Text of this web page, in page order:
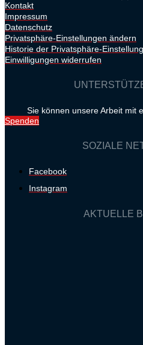
Kontakt
Impressum
Datenschutz
Privatsphäre-Einstellungen ändern
Historie der Privatsphäre-
Einwilligungen widerrufen
Sie können unsere Arbeit mit
Spenden
SOZIALE
Facebook
Instagram
AKTUELLE